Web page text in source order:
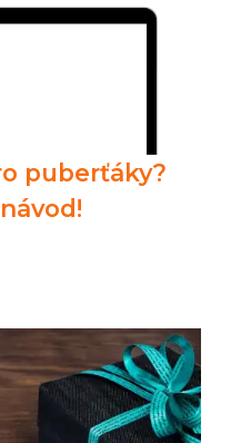
puberťáky?